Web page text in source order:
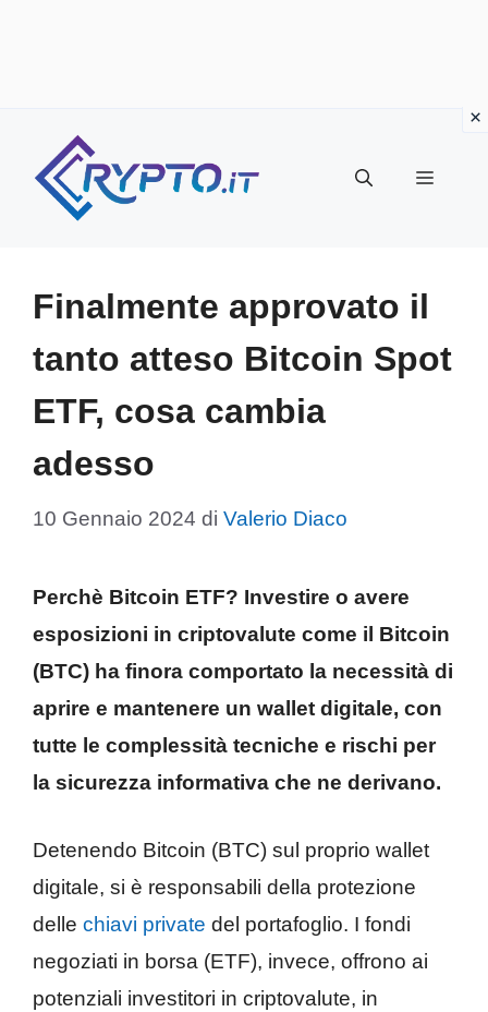
contenuto
Menu
Finalmente approvato il
tanto atteso Bitcoin Spot
ETF, cosa cambia
adesso
10 Gennaio 2024 di Valerio Diaco
Perchè Bitcoin ETF? Investire o avere
esposizioni in criptovalute come il Bitcoin
(BTC) ha finora comportato la necessità di
aprire e mantenere un wallet digitale, con
tutte le complessità tecniche e rischi per
la sicurezza informativa che ne derivano.
Detenendo Bitcoin (BTC) sul proprio wallet
digitale, si è responsabili della protezione
delle chiavi private del portafoglio. I fondi
negoziati in borsa (ETF), invece, offrono ai
potenziali investitori in criptovalute, in